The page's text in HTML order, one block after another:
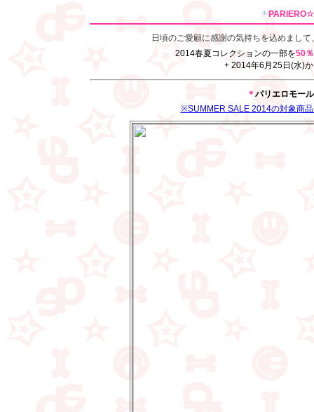
日頃のご愛顧に感謝の気持ちを込めまして
2014春夏コレクションの一部を50
+ 2014年6月25日(水)
＊ パリエロモール
※SUMMER SALE 2014の対象商